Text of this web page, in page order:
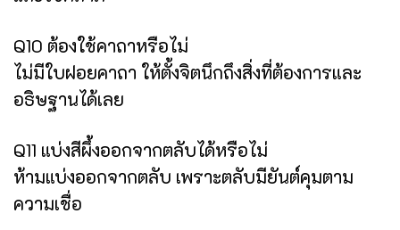
Q10 ต้องใช้คาถาหรือไม่
ไม่มีใบฝอยคาถา ให้ตั้งจิตนึกถึงสิ่งที่ต้องการและ
อธิษฐานได้เลย
Q11 แบ่งสีผึ้งออกจากตลับได้หรือไม่
ห้ามแบ่งออกจากตลับ เพราะตลับมียันต์คุมตาม
ความเชื่อ